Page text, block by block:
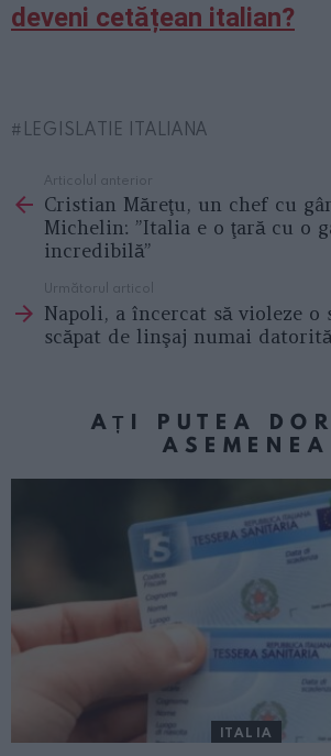
deveni cetățean italian?
LEGISLATIE ITALIANA
more
Articolul anterior
Cristian Măreţu, un chef cu
Michelin: ”Italia e o ţară cu o
incredibilă”
Următorul articol
Napoli, a încercat să violeze o
scăpat de linşaj numai
AȚI PUTEA
ASEMENEA
ITALIA